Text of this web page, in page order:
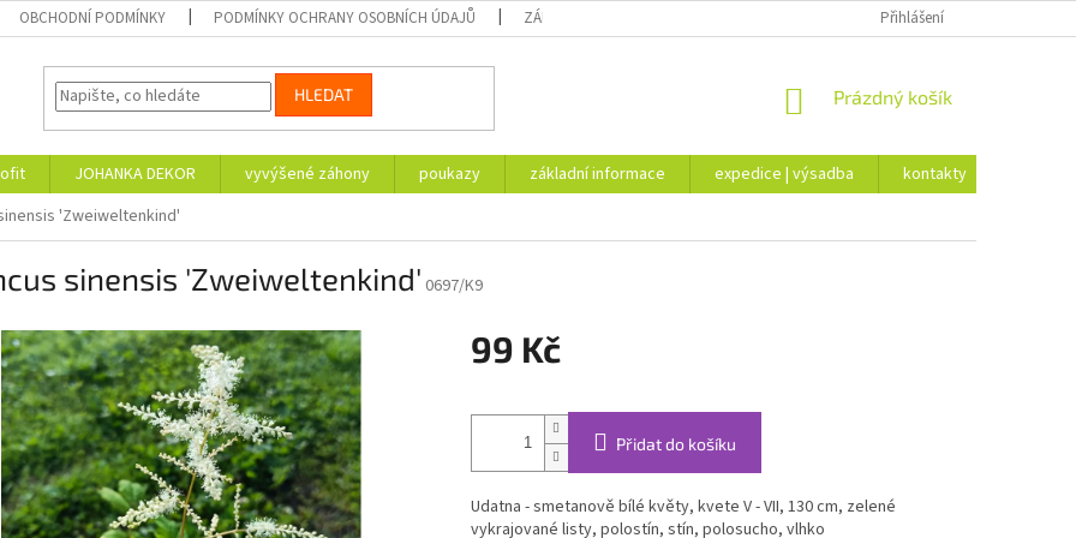
OBCHODNÍ PODMÍNKY PODMÍNKY OCHRANY OSOBNÍCH ÚDAJŮ ZÁKLADNÍ INFORMACE KONTAKTY
Přihlášení
HLEDAT
NÁKUPNÍ
Prázdný košík
JOHANKA DEKOR vyvýšené záhony poukazy základní informace expedice | výsadba
kontakty
'Zweiweltenkind'
sinensis 'Zweiweltenkind' 0697/K9
99 Kč
cena:
Přidat do košíku
Udatna - smetanově bílé květy, kvete V - VII, 130 cm, zelené
vykrajované listy, polostín, stín, polosucho, vlhko